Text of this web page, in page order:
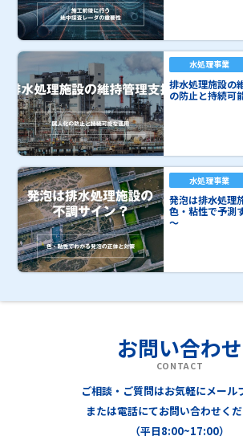
水処理事業
排水処理施設の
の防止と持続可
水処理事業
発泡は排水処理
色・粘性で予測
～
お問い合わせ
CONTACT
ご相談・ご質問はお気軽にメール
または電話にてお問い合わせくだ
（平日8:00~17:00）